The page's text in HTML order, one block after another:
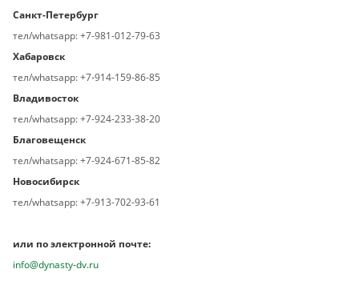
Санкт-Петербург
тел/whatsapp: +7-981-012-79-63
Хабаровск
тел/whatsapp: +7-914-159-86-85
Владивосток
тел/whatsapp: +7-924-233-38-20
Благовещенск
тел/whatsapp: +7-924-671-85-82
Новосибирск
тел/whatsapp: +7-913-702-93-61
или по электронной почте:
info@dynasty-dv.ru